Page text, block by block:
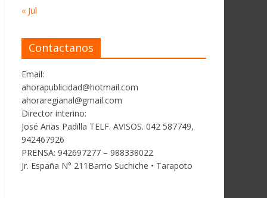
« Jul
Contactanos
Email:
ahorapublicidad@hotmail.com
ahoraregianal@gmail.com
Director interino:
José Arias Padilla TELF. AVISOS. 042 587749,
942467926
PRENSA: 942697277 – 988338022
Jr. España N° 211Barrio Suchiche • Tarapoto